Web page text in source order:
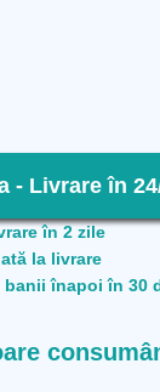
- Livrare în
în 2 zile
la livrare
banii înapoi în 30